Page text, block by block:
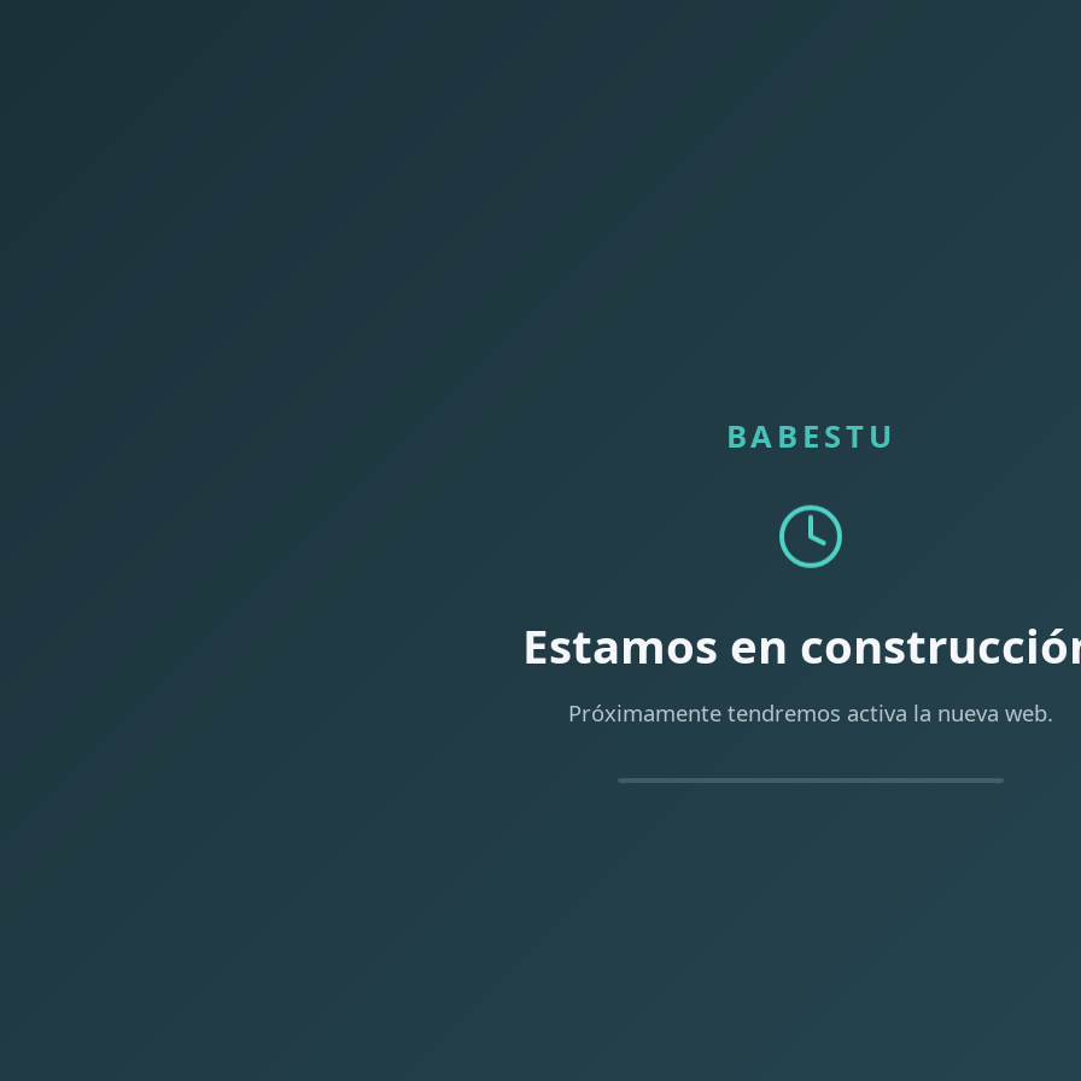
BABESTU
Estamos en
Próximamente tendremos activa la nueva web.